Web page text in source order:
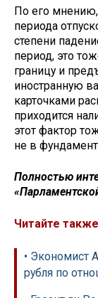
По его мнению,
периода
степени
период, это
границу и
иностранную
карточками
приходится
этот фактор
не в
Полностью
Читайте
• Экономист
рубля по